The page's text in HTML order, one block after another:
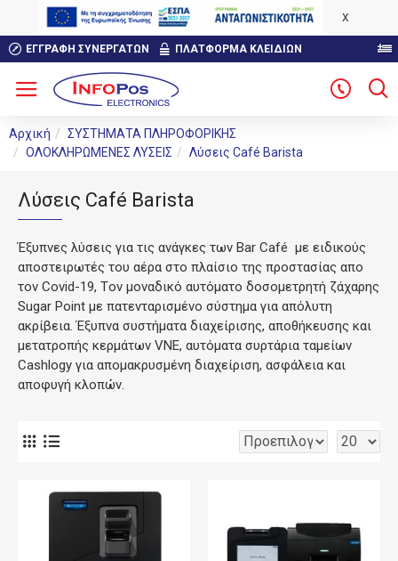
X
ΕΓΓΡΑΦΉ ΣΥΝΕΡΓΑΤΏΝ ΠΛΑΤΦΟΡΜΑ ΚΛΕΙΔΙΩΝ
Αρχική
ΣΥΣΤΗΜΑΤΑ ΠΛΗΡΟΦΟΡΙΚΗΣ
ΟΛΟΚΛΗΡΩΜΕΝΕΣ ΛΥΣΕΙΣ
Λύσεις Café Barista
Λύσεις Café Barista
Έξυπνες λύσεις για τις ανάγκες των Bar Café με ειδικούς
αποστειρωτές του αέρα στο πλαίσιο της προστασίας απο
τον Covid-19, Tον μοναδικό αυτόματο δοσομετρητή ζάχαρης
Sugar Point με πατενταρισμένο σύστημα για απόλυτη
ακρίβεια. Έξυπνα συστήματα διαχείρισης, αποθήκευσης και
μετατροπής κερμάτων VNE, αυτόματα συρτάρια ταμείων
Cashlogy για απομακρυσμένη διαχείριση, ασφάλεια και
αποφυγή κλοπών.